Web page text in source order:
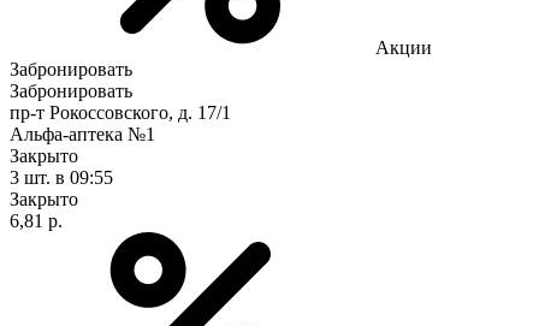
Акции
Забронировать
Забронировать
пр-т Рокоссовского, д. 17/1
Альфа-аптека №1
Закрыто
3 шт. в 09:55
Закрыто
6,81 р.